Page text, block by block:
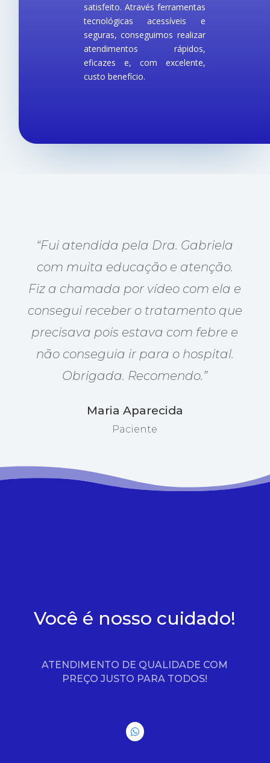
satisfeito. Através ferramentas
tecnológicas acessíveis e
seguras, conseguimos realizar
atendimentos rápidos,
eficazes e, com excelente,
custo benefício.
“Fui atendida pela Dra. Gabriela
com muita educação e atenção.
Fiz a chamada por vídeo com ela e
consegui receber o tratamento que
precisava pois estava com febre e
não conseguia ir para o hospital.
Obrigada. Recomendo.”
Maria Aparecida
Paciente
Você é nosso cuidado!
ATENDIMENTO DE QUALIDADE COM
PREÇO JUSTO PARA TODOS!
